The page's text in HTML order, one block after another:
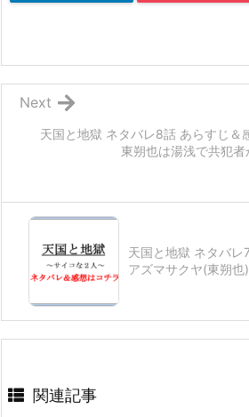
天国と地獄 ネタバレ8話 あらすじ＆
東朔也は湯浅で共犯者
Next
天国と地獄 ネタバレ
アズマサクヤ(東朔也
関連記事